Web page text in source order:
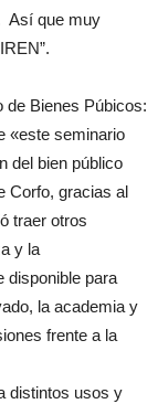
Así que muy
de Bienes Púbicos:
«este seminario
del bien público
Corfo, gracias al
traer otros
y la
disponible para
la academia y
frente a la
distintos usos y